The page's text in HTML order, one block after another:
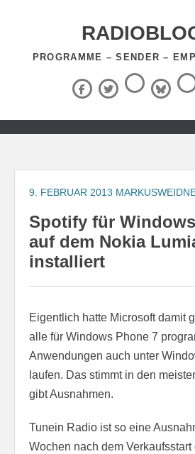
PROGRAMME – SENDER –
Facebook
X
(Twitter)
Threads
Zum
springen
9. FEBRUAR 2013
Spotify für
auf dem Nokia
installiert
Eigentlich hatte Microsoft damit
alle für Windows Phone 7
Anwendungen auch unter
laufen. Das stimmt in den
gibt Ausnahmen.
Tunein Radio ist so eine
Wochen nach dem Verkaufsstart